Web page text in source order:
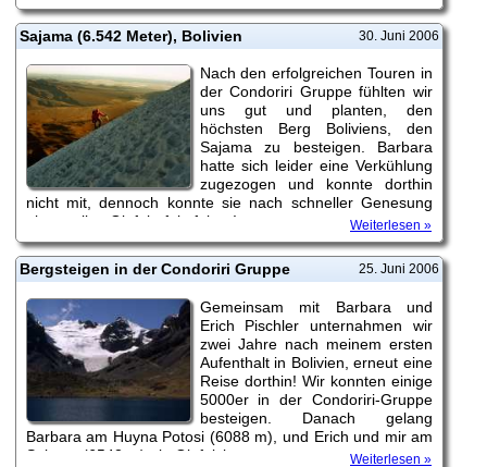
Sajama (6.542 Meter), Bolivien 30. Juni 2006
Nach den erfolgreichen Touren in
der Condoriri Gruppe fühlten wir
uns gut und planten, den
höchsten Berg Boliviens, den
Sajama zu besteigen. Barbara
hatte sich leider eine Verkühlung
zugezogen und konnte dorthin
nicht mit, dennoch konnte sie nach schneller Genesung
einen tollen Gipfelerfolg feiern!
Weiterlesen »
Bergsteigen in der Condoriri Gruppe 25. Juni 2006
Gemeinsam mit Barbara und
Erich Pischler unternahmen wir
zwei Jahre nach meinem ersten
Aufenthalt in Bolivien, erneut eine
Reise dorthin! Wir konnten einige
5000er in der Condoriri-Gruppe
besteigen. Danach gelang
Barbara am Huyna Potosi (6088 m), und Erich und mir am
Sajama (6542 m) ein Gipfelsieg.
Weiterlesen »